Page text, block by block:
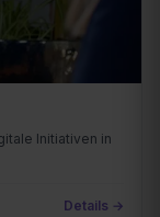
Initiativen in
Details →